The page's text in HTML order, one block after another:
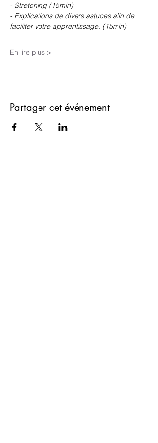
- Stretching (15min)
- Explications de divers astuces afin de
faciliter votre apprentissage. (15min)
En lire plus >
Partager cet événement